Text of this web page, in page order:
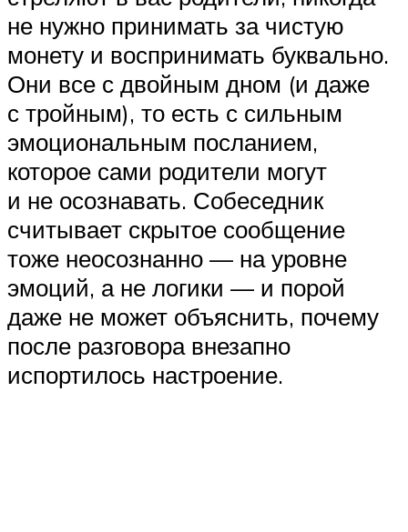
не нужно принимать за чистую
монету и воспринимать буквально.
Они все с двойным дном (и даже
с тройным), то есть с сильным
эмоциональным посланием,
которое сами родители могут
и не осознавать. Собеседник
считывает скрытое сообщение
тоже неосознанно — на уровне
эмоций, а не логики — и порой
даже не может объяснить, почему
после разговора внезапно
испортилось настроение.